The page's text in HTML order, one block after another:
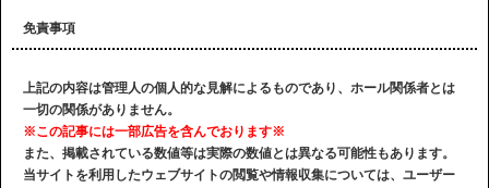
免責事項
上記の内容は管理人の個人的な見解によるものであり、ホール関係者とは
一切の関係がありません。
※この記事には一部広告を含んでおります※
また、掲載されている数値等は実際の数値とは異なる可能性もあります。
当サイトを利用したウェブサイトの閲覧や情報収集については、ユーザー